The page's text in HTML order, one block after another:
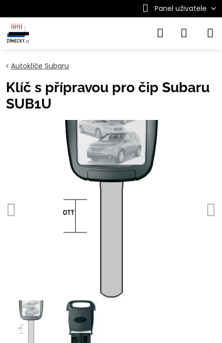
Panel uživatele
Autoklíče Subaru
Klíč s přípravou pro čip Subaru
SUB1U